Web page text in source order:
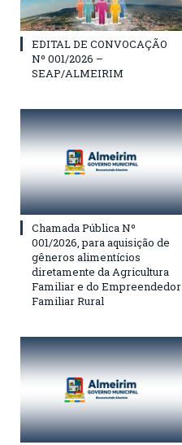
EDITAL DE CONVOCAÇÃO
Nº 001/2026 –
SEAP/ALMEIRIM
Chamada Pública Nº
001/2026, para aquisição de
gêneros alimentícios
diretamente da Agricultura
Familiar e do Empreendedor
Familiar Rural